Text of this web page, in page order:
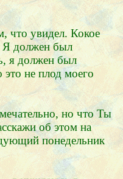
что увидел. Кокое
Я должен был
я должен был
это не плод моего
но что Ты
об этом на
понедельник